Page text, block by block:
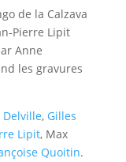
de la Calzava
Pierre Lipit
Anne
les gravures
Delville, Gilles
Lipit, Max
Quoitin.